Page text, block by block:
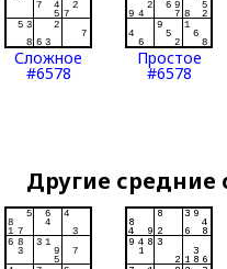
Сложное
#6578
Простое
#6578
Другие средние